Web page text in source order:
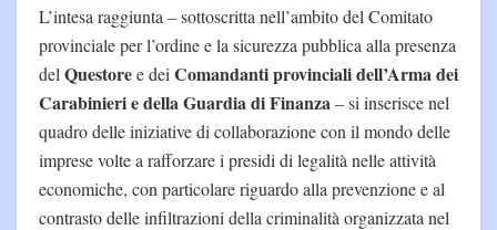
L’intesa raggiunta – sottoscritta nell’ambito del Comitato
provinciale per l’ordine e la sicurezza pubblica alla presenza
del Questoree dei Comandanti provinciali dell’Arma dei
Carabinieri e della Guardia di Finanza– si inserisce nel
quadro delle iniziative di collaborazione con il mondo delle
imprese volte a rafforzare i presidi di legalità nelle attività
economiche, con particolare riguardo alla prevenzione e al
contrasto delle infiltrazioni della criminalità organizzata nel